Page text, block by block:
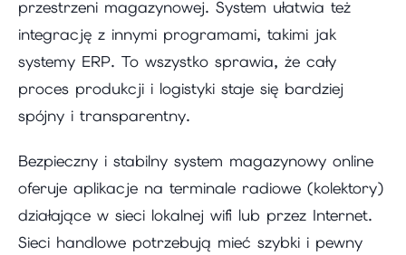
przestrzeni magazynowej. System ułatwia też
integrację z innymi programami, takimi jak
systemy ERP. To wszystko sprawia, że cały
proces produkcji i logistyki staje się bardziej
spójny i transparentny.
Bezpieczny i stabilny system magazynowy online
oferuje aplikacje na terminale radiowe (kolektory)
działające w sieci lokalnej wifi lub przez Internet.
Sieci handlowe potrzebują mieć szybki i pewny